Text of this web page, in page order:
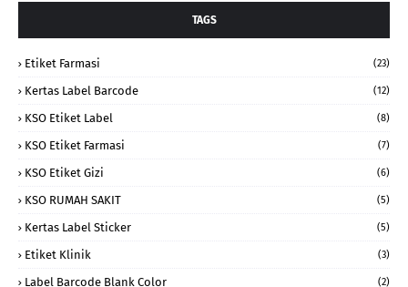
TAGS
Etiket Farmasi (23)
Kertas Label Barcode (12)
KSO Etiket Label (8)
KSO Etiket Farmasi (7)
KSO Etiket Gizi (6)
KSO RUMAH SAKIT (5)
Kertas Label Sticker (5)
Etiket Klinik (3)
Label Barcode Blank Color (2)